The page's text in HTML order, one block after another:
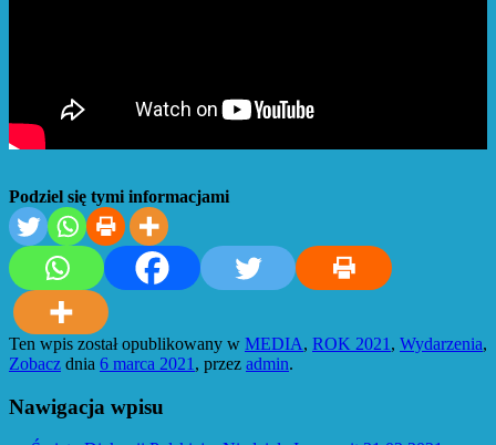
Podziel się tymi informacjami
Ten wpis został opublikowany w MEDIA, ROK 2021 , Wydarzenia,
Zobacz dnia 6 marca 2021 , przez admin.
Nawigacja wpisu